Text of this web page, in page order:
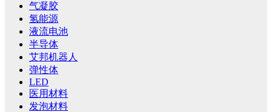
气凝胶
氢能源
液流电池
半导体
艾邦机器人
弹性体
LED
医用材料
发泡材料